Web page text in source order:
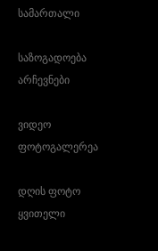
სამართალი
საზოგადოება
არჩევნები
ვიდეო
ფოტოგალერეა
დღის ფოტო
ყვითელი